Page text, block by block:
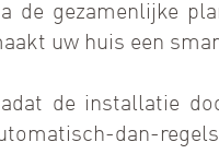
de gezamenlijke
uw huis een
de installatie
dan-